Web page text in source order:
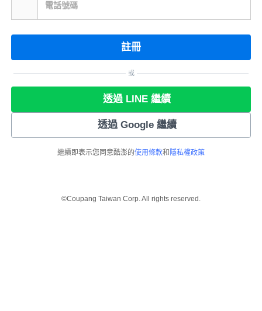
電話號碼
註冊
或
透過 LINE 繼續
透過 Google 繼續
繼續即表示您同意酷澎的使用條款和 隱私權政策
©Coupang Taiwan Corp. All rights reserved.